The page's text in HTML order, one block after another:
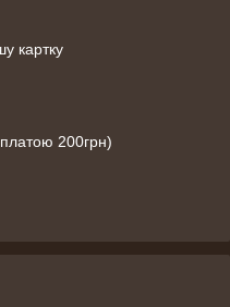
картку
200грн)